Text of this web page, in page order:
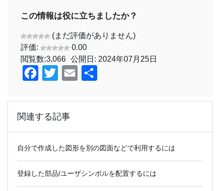
この情報は役に立ちましたか？
(まだ評価がありません)
評価:
0.00
閲覧数:3,066 公開日: 2024年07月25日
Facebook
TwitterEmail
関連する記事
自分で作成した図形を別の図面などで利用するには
登録した部品/ユーザシンボルを配置するには